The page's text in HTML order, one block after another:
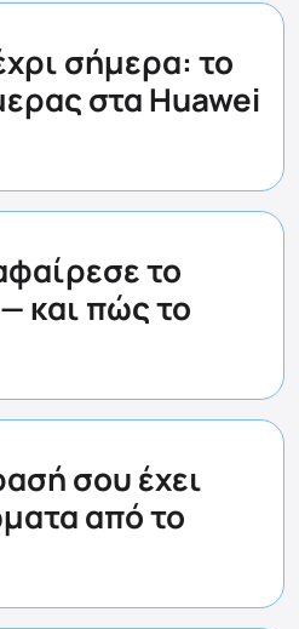
σήμερα: το
στα Huawei
το
και πώς το
σου έχει
από το